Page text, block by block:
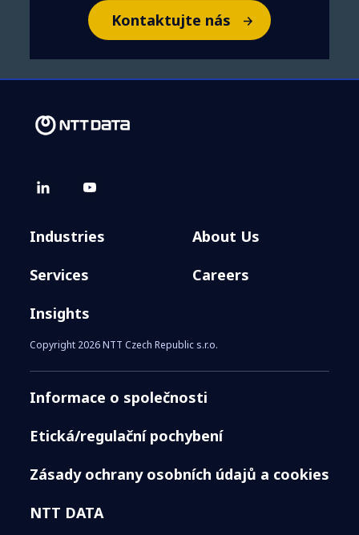
Kontaktujte nás
Industries
Services
Insights
About Us
Careers
Copyright 2026 NTT Czech Republic s.r.o.
Informace o společnosti
Etická/regulační pochybení
Zásady ochrany osobních údajů a cookies
NTT DATA